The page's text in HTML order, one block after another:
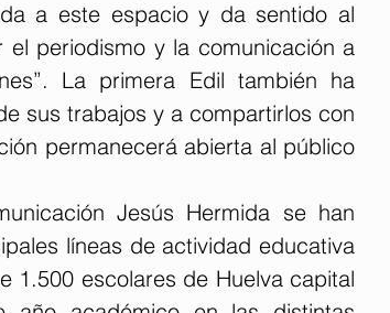
a este espacio y da sentido al
periodismo y la comunicación a
La primera Edil también ha
sus trabajos y a compartirlos con
permanecerá abierta al público
Jesús Hermida se han
líneas de actividad educativa
1.500 escolares de Huelva capital